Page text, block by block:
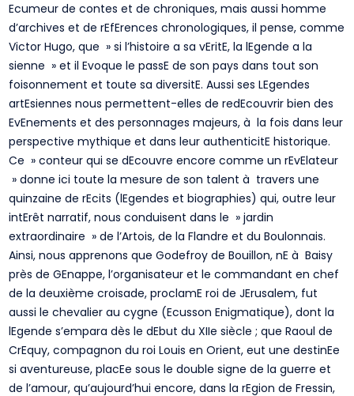
Ecumeur de contes et de chroniques, mais aussi homme
d’archives et de rEfErences chronologiques, il pense, comme
Victor Hugo, que » si l’histoire a sa vEritE, la lEgende a la
sienne » et il Evoque le passE de son pays dans tout son
foisonnement et toute sa diversitE. Aussi ses LEgendes
artEsiennes nous permettent-elles de redEcouvrir bien des
EvEnements et des personnages majeurs, à la fois dans leur
perspective mythique et dans leur authenticitE historique.
Ce » conteur qui se dEcouvre encore comme un rEvElateur
» donne ici toute la mesure de son talent à travers une
quinzaine de rEcits (lEgendes et biographies) qui, outre leur
intErêt narratif, nous conduisent dans le » jardin
extraordinaire » de l’Artois, de la Flandre et du Boulonnais.
Ainsi, nous apprenons que Godefroy de Bouillon, nE à Baisy
près de GEnappe, l’organisateur et le commandant en chef
de la deuxième croisade, proclamE roi de JErusalem, fut
aussi le chevalier au cygne (Ecusson Enigmatique), dont la
lEgende s’empara dès le dEbut du XIIe siècle ; que Raoul de
CrEquy, compagnon du roi Louis en Orient, eut une destinEe
si aventureuse, placEe sous le double signe de la guerre et
de l’amour, qu’aujourd’hui encore, dans la rEgion de Fressin,